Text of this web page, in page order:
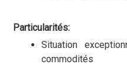
Particularités:
Situation
commodités